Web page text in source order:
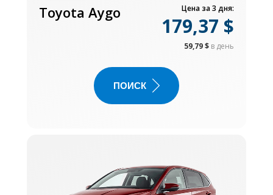
Toyota Aygo Цена за 3 дня:
179,37 $
59,79 $ в день
ПОИСК